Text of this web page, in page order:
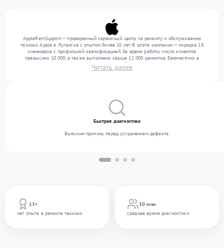
AppleRemSupport — проверенный сервисный центр по ремонту и обслуживанию
техники Apple в Луганске с опытом более 10 лет. В штате компании — порядка 18
инженеров с профильной квалификацией. За время работы число клиентов
превысило 10 000, а также выполнено свыше 12 000 ремонтов. Ежемесячно в
сервисный центр поступает более 300 обращений, включая , , . Мы устраняем поломки
любой сложности и поддерживаем высокий стандарт качества благодаря
Читать далее
13+
лет опыта в ремонте техники
30 мин
среднее время диагностики
Быстрая диагностика
Выясним причину перед устранением дефекта.